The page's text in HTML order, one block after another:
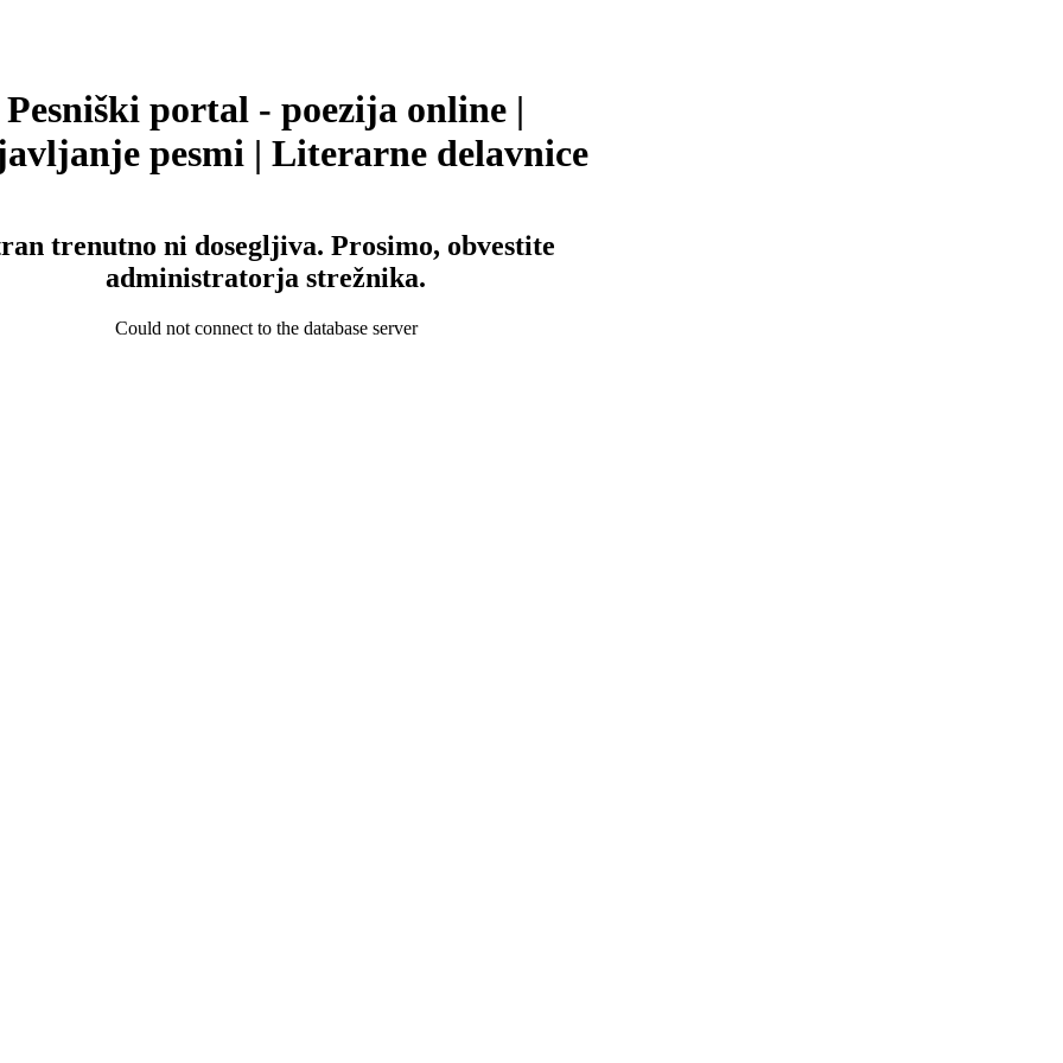
Pesniški portal - poezija online |
pesmi | Literarne delavnice
trenutno ni dosegljiva. Prosimo, obvestite
administratorja strežnika.
Could not connect to the database server